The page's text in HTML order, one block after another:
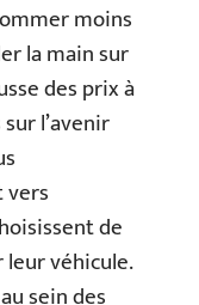
moins
la main sur
des prix à
l’avenir
vers
de
véhicule.
sein des